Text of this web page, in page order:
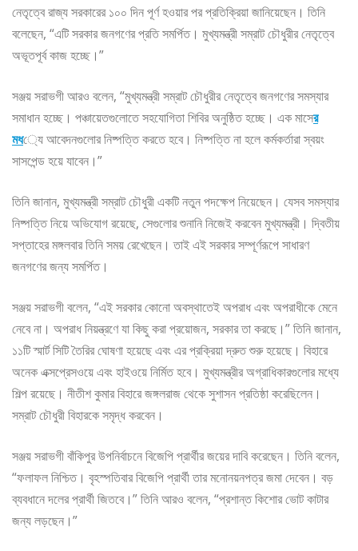
নেতৃত্বে রাজ্য সরকারের ১০০ দিন পূর্ণ হওয়ার পর প্রতিক্রিয়া জানিয়েছেন। তিনি
বলেছেন, “এটি সরকার জনগণের প্রতি সমর্পিত। মুখ্যমন্ত্রী সম্রাট চৌধুরীর নেতৃত্বে
অভূতপূর্ব কাজ হচ্ছে।”
সঞ্জয় সরাভগী আরও বলেন, “মুখ্যমন্ত্রী সম্রাট চৌধুরীর নেতৃত্বে জনগণের সমস্যার
সমাধান হচ্ছে। পঞ্চায়েতগুলোতে সহযোগিতা শিবির অনুষ্ঠিত হচ্ছে। এক মাসের
মধ্যে আবেদনগুলোর নিষ্পত্তি করতে হবে। নিষ্পত্তি না হলে কর্মকর্তারা স্বয়ং
সাসপেন্ড হয়ে যাবেন।”
তিনি জানান, মুখ্যমন্ত্রী সম্রাট চৌধুরী একটি নতুন পদক্ষেপ নিয়েছেন। যেসব সমস্যার
নিষ্পত্তি নিয়ে অভিযোগ রয়েছে, সেগুলোর শুনানি নিজেই করবেন মুখ্যমন্ত্রী। দ্বিতীয়
সপ্তাহের মঙ্গলবার তিনি সময় রেখেছেন। তাই এই সরকার সম্পূর্ণরূপে সাধারণ
জনগণের জন্য সমর্পিত।
সঞ্জয় সরাভগী বলেন, “এই সরকার কোনো অবস্থাতেই অপরাধ এবং অপরাধীকে মেনে
নেবে না। অপরাধ নিয়ন্ত্রণে যা কিছু করা প্রয়োজন, সরকার তা করছে।” তিনি জানান,
১১টি স্মার্ট সিটি তৈরির ঘোষণা হয়েছে এবং এর প্রক্রিয়া দ্রুত শুরু হয়েছে। বিহারে
অনেক এক্সপ্রেসওয়ে এবং হাইওয়ে নির্মিত হবে। মুখ্যমন্ত্রীর অগ্রাধিকারগুলোর মধ্যে
শিল্প রয়েছে। নীতীশ কুমার বিহারে জঙ্গলরাজ থেকে সুশাসন প্রতিষ্ঠা করেছিলেন।
সম্রাট চৌধুরী বিহারকে সমৃদ্ধ করবেন।
সঞ্জয় সরাভগী বাঁকিপুর উপনির্বাচনে বিজেপি প্রার্থীর জয়ের দাবি করেছেন। তিনি বলেন,
“ফলাফল নিশ্চিত। বৃহস্পতিবার বিজেপি প্রার্থী তার মনোনয়নপত্র জমা দেবেন। বড়
ব্যবধানে দলের প্রার্থী জিতবে।” তিনি আরও বলেন, “প্রশান্ত কিশোর ভোট কাটার
জন্য লড়ছেন।”